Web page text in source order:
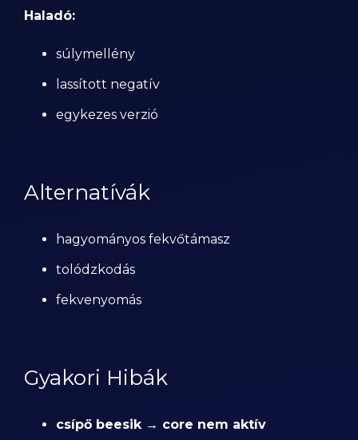
Haladó:
súlymellény
lassított negatív
egykezes verzió
Alternatívák
hagyományos fekvőtámasz
tolódzkodás
fekvenyomás
Gyakori Hibák
csípő beesik → core nem aktív